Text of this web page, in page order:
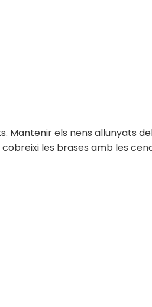
els nens allunyats
les brases amb les